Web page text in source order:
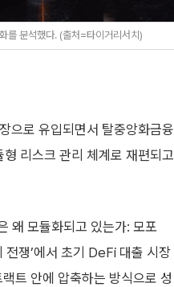
를 분석했다. (출처=타이거리서치)
으로 유입되면서 탈중앙화금융
리스크 관리 체계로 재편되고
왜 모듈화되고 있는가: 모포
쟁’에서 초기 DeFi 대출 시장
트 안에 압축하는 방식으로 성